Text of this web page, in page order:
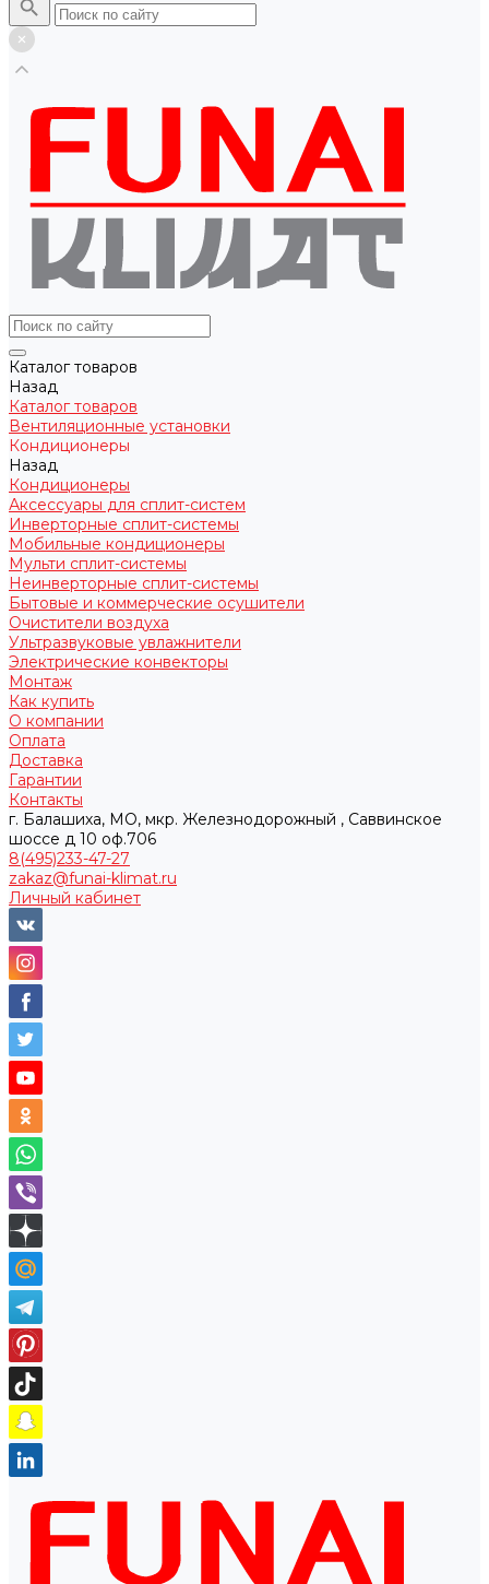
Каталог товаров
Назад
Каталог товаров
Вентиляционные установки
Кондиционеры
Назад
Кондиционеры
Аксессуары для сплит-систем
Инверторные сплит-системы
Мобильные кондиционеры
Мульти сплит-системы
Неинверторные сплит-системы
Бытовые и коммерческие осушители
Очистители воздуха
Ультразвуковые увлажнители
Электрические конвекторы
Монтаж
Как купить
О компании
Оплата
Доставка
Гарантии
Контакты
г. Балашиха, МО, мкр. Железнодорожный , Саввинское
шоссе д 10 оф.706
8(495)233-47-27
zakaz@funai-klimat.ru
Личный кабинет